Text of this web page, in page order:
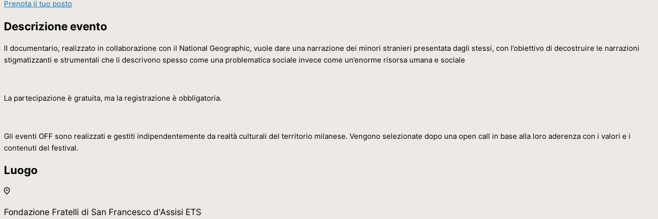
Prenota il tuo posto
Descrizione evento
Il documentario, realizzato in collaborazione con il National Geographic, vuole dare una narrazione dei minori stranieri presentata dagli stessi, con l’obiettivo di decostruire le narrazioni
stigmatizzanti e strumentali che li descrivono spesso come una problematica sociale invece come un’enorme risorsa umana e sociale
La partecipazione è gratuita, ma la registrazione è obbligatoria.
Gli eventi OFF sono realizzati e gestiti indipendentemente da realtà culturali del territorio milanese. Vengono selezionate dopo una open call in base alla loro aderenza con i valori e i
contenuti del festival.
Luogo
Fondazione Fratelli di San Francesco d'Assisi ETS